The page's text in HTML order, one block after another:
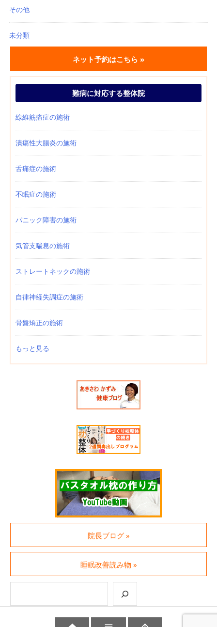
その他
未分類
ネット予約はこちら »
難病に対応する整体院
線維筋痛症の施術
潰瘍性大腸炎の施術
舌痛症の施術
不眠症の施術
パニック障害の施術
気管支喘息の施術
ストレートネックの施術
自律神経失調症の施術
骨盤矯正の施術
もっと見る
院長ブログ »
睡眠改善読み物 »